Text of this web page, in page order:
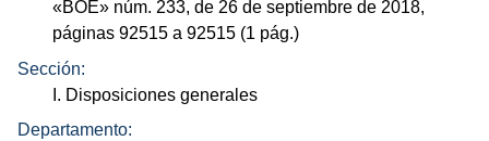
«BOE» núm. 233, de 26 de septiembre de 2018,
páginas 92515 a 92515 (1 pág.)
Sección:
I. Disposiciones generales
Departamento: